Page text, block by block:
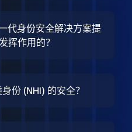
代身份安全解决方案提
挥作用的？
份 (NHI) 的安全？